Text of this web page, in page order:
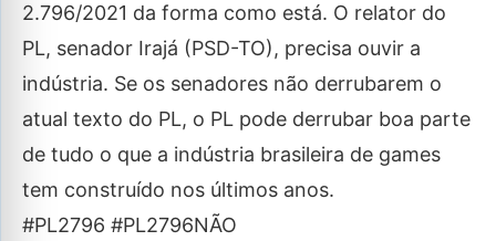
2.796/2021 da forma como está. O relator do
PL, senador Irajá (PSD-TO), precisa ouvir a
indústria. Se os senadores não derrubarem o
atual texto do PL, o PL pode derrubar boa parte
de tudo o que a indústria brasileira de games
tem construído nos últimos anos.
#PL2796 #PL2796NÃO